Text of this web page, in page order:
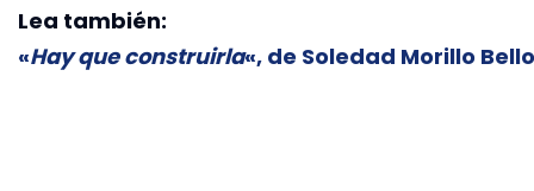
Lea también:
«Hay que construirla«, de Soledad Morillo